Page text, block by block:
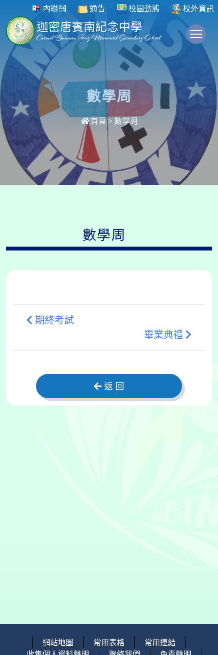
內聯網 通告 校園動態 校外資訊
數學周
首頁 > 數學周
數學周
期終考試
畢業典禮
返 回
網站地圖 常用表格
常用連結